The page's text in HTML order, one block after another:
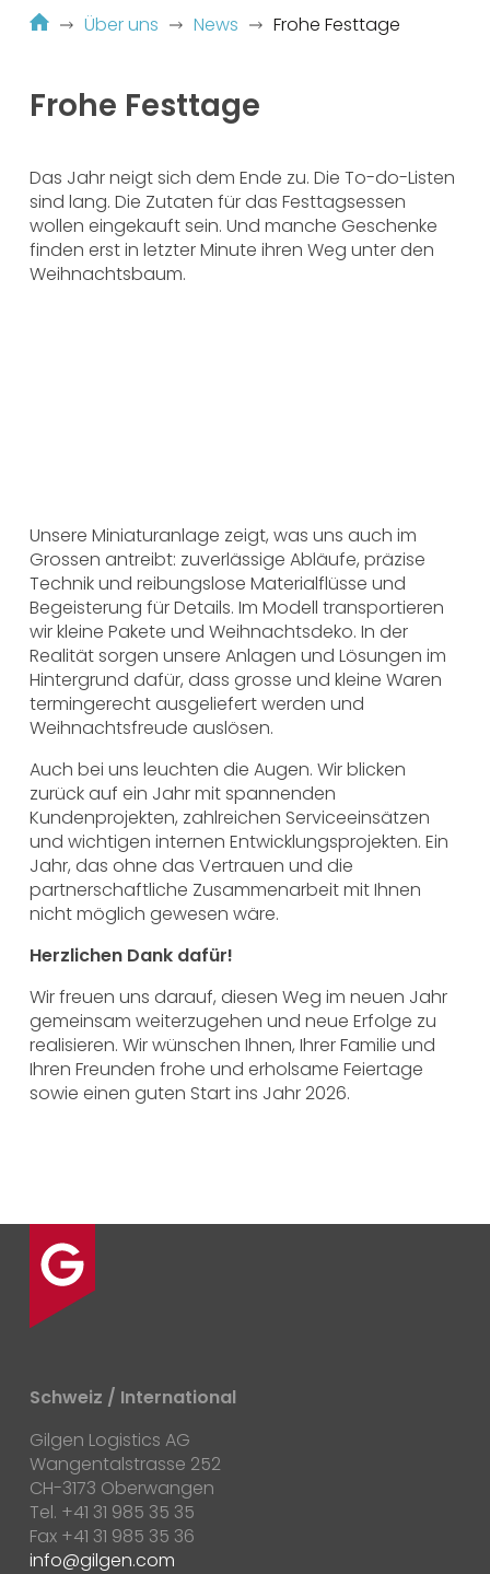
Über uns News Frohe Festtage
Frohe Festtage
Das Jahr neigt sich dem Ende zu. Die To-do-Listen
sind lang. Die Zutaten für das Festtagsessen
wollen eingekauft sein. Und manche Geschenke
finden erst in letzter Minute ihren Weg unter den
Weihnachtsbaum.
Unsere Miniaturanlage zeigt, was uns auch im
Grossen antreibt: zuverlässige Abläufe, präzise
Technik und reibungslose Materialflüsse und
Begeisterung für Details. Im Modell transportieren
wir kleine Pakete und Weihnachtsdeko. In der
Realität sorgen unsere Anlagen und Lösungen im
Hintergrund dafür, dass grosse und kleine Waren
termingerecht ausgeliefert werden und
Weihnachtsfreude auslösen.
Auch bei uns leuchten die Augen. Wir blicken
zurück auf ein Jahr mit spannenden
Kundenprojekten, zahlreichen Serviceeinsätzen
und wichtigen internen Entwicklungsprojekten. Ein
Jahr, das ohne das Vertrauen und die
partnerschaftliche Zusammenarbeit mit Ihnen
nicht möglich gewesen wäre.
Herzlichen Dank dafür!
Wir freuen uns darauf, diesen Weg im neuen Jahr
gemeinsam weiterzugehen und neue Erfolge zu
realisieren. Wir wünschen Ihnen, Ihrer Familie und
Ihren Freunden frohe und erholsame Feiertage
sowie einen guten Start ins Jahr 2026.
Schweiz / International
Gilgen Logistics AG
Wangentalstrasse 252
CH-3173 Oberwangen
Tel. +41 31 985 35 35
Fax +41 31 985 35 36
info
gilgen.com